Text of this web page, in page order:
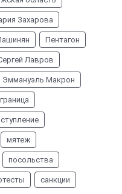
Захарова
Пентагон
Лавров
Эммануэль Макрон
граница
мятеж
посольства
санкции